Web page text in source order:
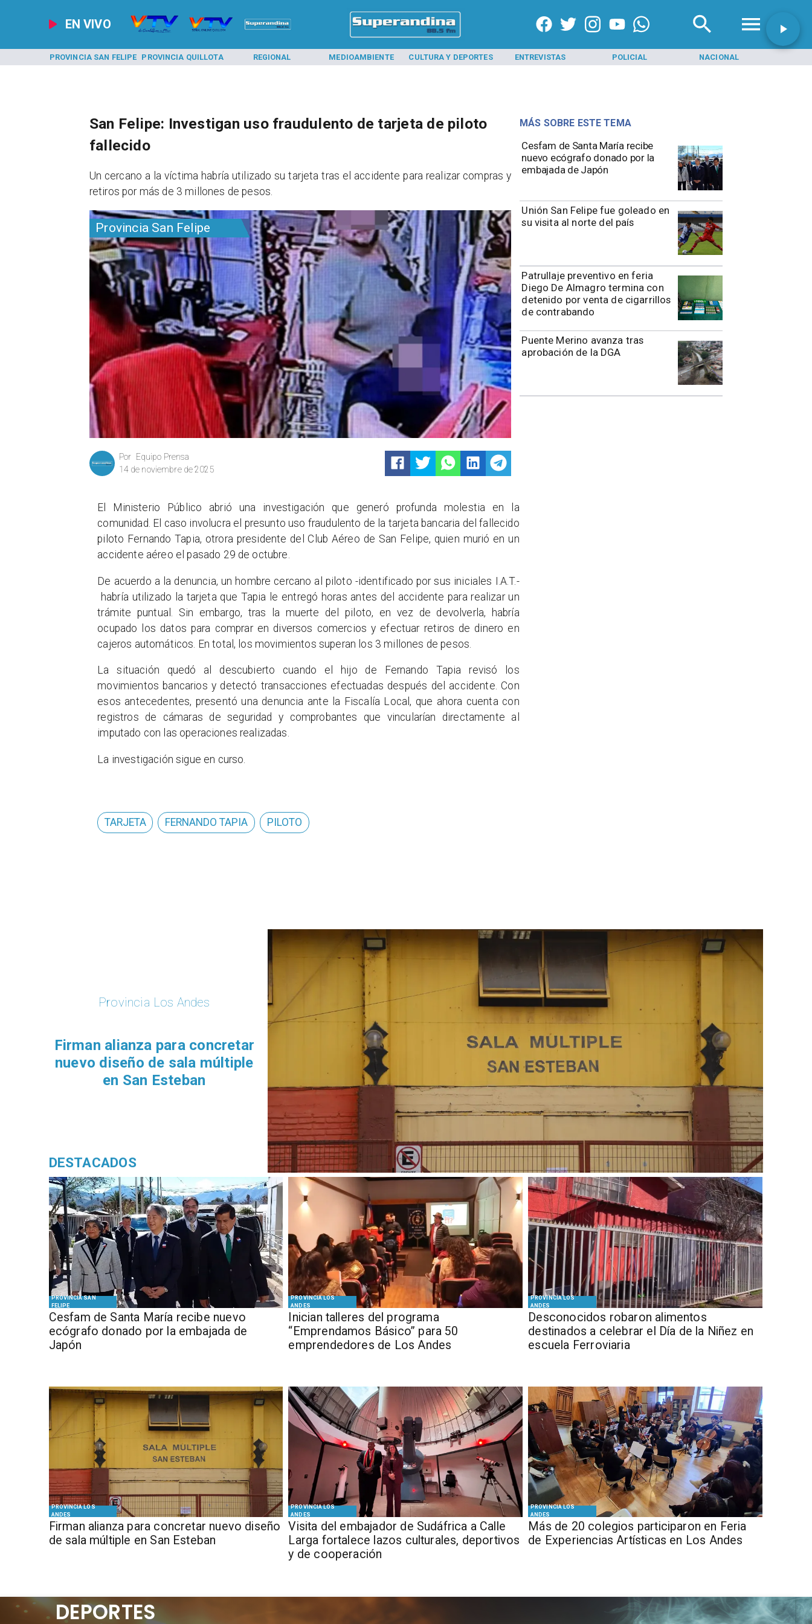
EN VIVO
PROVINCIA SAN FELIPE PROVINCIA QUILLOTA REGIONAL MEDIOAMBIENTE CULTURA Y DEPORTES ENTREVISTAS POLICIAL NACIONAL
Provincia San Felipe
Equipo Prensa
Por
14 de noviembre de 2025
Cesfam de Santa María recibe
nuevo ecógrafo donado por la
embajada de Japón
Unión San Felipe fue goleado en
su visita al norte del país
​Patrullaje preventivo en feria
Diego De Almagro termina con
detenido por venta de cigarrillos
de contrabando
Puente Merino avanza tras
aprobación de la DGA
MÁS SOBRE ESTE TEMA
San Felipe: Investigan uso fraudulento de tarjeta de piloto
fallecido
​​Un cercano a la víctima habría utilizado su tarjeta tras el accidente para realizar compras y
retiros por más de 3 millones de pesos.
El Ministerio Público abrió una investigación que generó profunda molestia en la
comunidad. El caso involucra el presunto uso fraudulento de la tarjeta bancaria del fallecido
piloto Fernando Tapia, otrora presidente del Club Aéreo de San Felipe, quien murió en un
accidente aéreo el pasado 29 de octubre.
De acuerdo a la denuncia, un hombre cercano al piloto -identificado por sus iniciales I.A.T.-
habría utilizado la tarjeta que Tapia le entregó horas antes del accidente para realizar un
trámite puntual. Sin embargo, tras la muerte del piloto, en vez de devolverla, habría
ocupado los datos para comprar en diversos comercios y efectuar retiros de dinero en
cajeros automáticos. En total, los movimientos superan los 3 millones de pesos.
La situación quedó al descubierto cuando el hijo de Fernando Tapia revisó los
movimientos bancarios y detectó transacciones efectuadas después del accidente. Con
esos antecedentes, presentó una denuncia ante la Fiscalía Local, que ahora cuenta con
registros de cámaras de seguridad y comprobantes que vincularían directamente al
imputado con las operaciones realizadas.
La investigación sigue en curso.
TARJETA FERNANDO TAPIA PILOTO
PROVINCIA SAN
FELIPE
Cesfam de Santa María recibe nuevo
ecógrafo donado por la embajada de
Japón
PROVINCIA LOS
ANDES
Inician talleres del programa
“Emprendamos Básico” para 50
emprendedores de Los Andes
PROVINCIA LOS
ANDES
Desconocidos robaron alimentos
destinados a celebrar el Día de la Niñez en
escuela Ferroviaria
PROVINCIA LOS
ANDES
​​Firman alianza para concretar nuevo diseño
de sala múltiple en San Esteban
PROVINCIA LOS
ANDES
​Visita del embajador de Sudáfrica a Calle
Larga fortalece lazos culturales, deportivos
y de cooperación
PROVINCIA LOS
ANDES
Más de 20 colegios participaron en Feria
de Experiencias Artísticas en Los Andes
Provincia Los Andes
​​Firman alianza para concretar
nuevo diseño de sala múltiple
en San Esteban
DESTACADOS
DEPORTES